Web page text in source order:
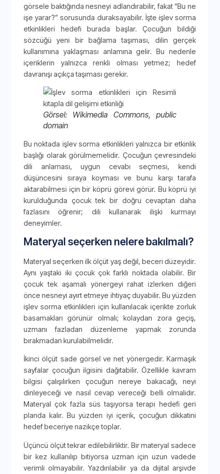
görsele baktığında nesneyi adlandırabilir, fakat “Bu ne
işe yarar?” sorusunda duraksayabilir. İşte işlev sorma
etkinlikleri hedefi burada başlar. Çocuğun bildiği
sözcüğü yeni bir bağlama taşıması, dilin gerçek
kullanımına yaklaşması anlamına gelir. Bu nedenle
içeriklerin yalnızca renkli olması yetmez; hedef
davranışı açıkça taşıması gerekir.
Görsel: Wikimedia Commons, public
domain
Bu noktada işlev sorma etkinlikleri yalnızca bir etkinlik
başlığı olarak görülmemelidir. Çocuğun çevresindeki
dili anlaması, uygun cevabı seçmesi, kendi
düşüncesini sıraya koyması ve bunu karşı tarafa
aktarabilmesi için bir köprü görevi görür. Bu köprü iyi
kurulduğunda çocuk tek bir doğru cevaptan daha
fazlasını öğrenir; dili kullanarak ilişki kurmayı
deneyimler.
Materyal seçerken nelere bakılmalı?
Materyal seçerken ilk ölçüt yaş değil, beceri düzeyidir.
Aynı yaştaki iki çocuk çok farklı noktada olabilir. Bir
çocuk tek aşamalı yönergeyi rahat izlerken diğeri
önce nesneyi ayırt etmeye ihtiyaç duyabilir. Bu yüzden
işlev sorma etkinlikleri için kullanılacak içerikte zorluk
basamakları görünür olmalı; kolaydan zora geçiş,
uzmanı fazladan düzenleme yapmak zorunda
bırakmadan kurulabilmelidir.
İkinci ölçüt sade görsel ve net yönergedir. Karmaşık
sayfalar çocuğun ilgisini dağıtabilir. Özellikle kavram
bilgisi çalışılırken çocuğun nereye bakacağı, neyi
dinleyeceği ve nasıl cevap vereceği belli olmalıdır.
Materyal çok fazla süs taşıyorsa terapi hedefi geri
planda kalır. Bu yüzden iyi içerik, çocuğun dikkatini
hedef beceriye nazikçe toplar.
Üçüncü ölçüt tekrar edilebilirliktir. Bir materyal sadece
bir kez kullanılıp bitiyorsa uzman için uzun vadede
verimli olmayabilir. Yazdırılabilir ya da dijital arşivde